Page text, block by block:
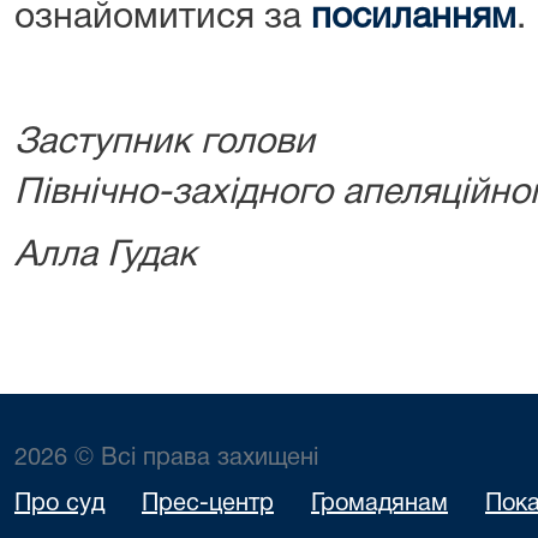
ознайомитися за посиланням .
Заступник голови
Північно-західного
Алла Гудак
2026 © Всі права захищені
Про суд Прес-центр Громадянам